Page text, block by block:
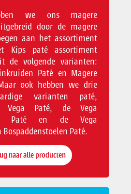
we ons magere
door de magere
aan het assortiment
Kips paté assortiment
de volgende varianten:
Paté en Magere
ook hebben we drie
varianten paté,
Vega Paté, de Vega
Paté en de Vega
Paté.
naar alle producten